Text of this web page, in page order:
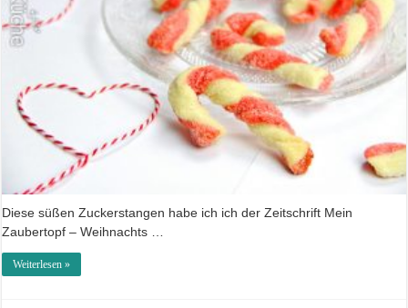
Diese süßen Zuckerstangen habe ich ich der Zeitschrift Mein
Zaubertopf – Weihnachts …
Weiterlesen »